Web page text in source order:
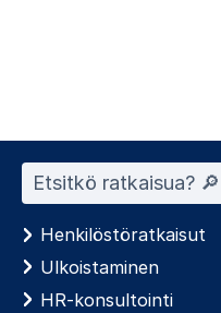
n
t
s
l
i
d
Etsitkö ratkaisua? 🔎︎
Henkilöstöratkaisut
Ulkoistaminen
HR-konsultointi